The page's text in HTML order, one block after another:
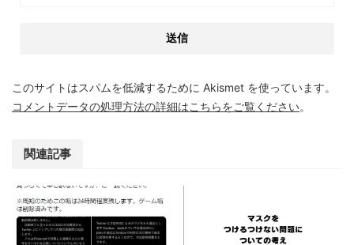
このサイトはスパムを低減するために Akismet を使っています。
コメントデータの処理方法の詳細はこちらをご覧ください。
関連記事